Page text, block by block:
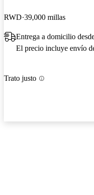
RWD 39,000 millas
Entrega a domicilio
El precio incluye envío
Trato justo